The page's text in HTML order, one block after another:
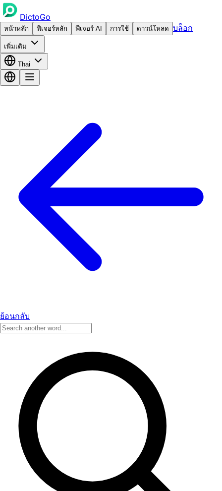
DictoGo
หน้าหลัก ฟีเจอร์หลัก ฟีเจอร์ AI การใช้ ดาวน์โหลด บล็อก
เพิ่มเติม
Thai
ย้อนกลับ